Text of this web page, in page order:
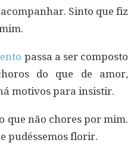
Sinto que fiz
passa a ser composto
do que de amor,
motivos para insistir.
que não chores por mim.
pudéssemos florir.